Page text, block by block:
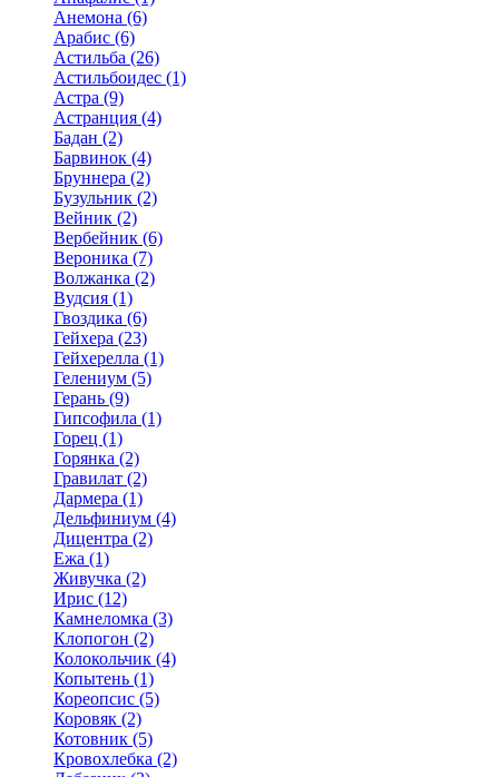
Анемона (6)
Арабис (6)
Астильба (26)
Астильбоидес (1)
Астра (9)
Астранция (4)
Бадан (2)
Барвинок (4)
Бруннера (2)
Бузульник (2)
Вейник (2)
Вербейник (6)
Вероника (7)
Волжанка (2)
Вудсия (1)
Гвоздика (6)
Гейхера (23)
Гейхерелла (1)
Гелениум (5)
Герань (9)
Гипсофила (1)
Горец (1)
Горянка (2)
Гравилат (2)
Дармера (1)
Дельфиниум (4)
Дицентра (2)
Ежа (1)
Живучка (2)
Ирис (12)
Камнеломка (3)
Клопогон (2)
Колокольчик (4)
Копытень (1)
Кореопсис (5)
Коровяк (2)
Котовник (5)
Кровохлебка (2)